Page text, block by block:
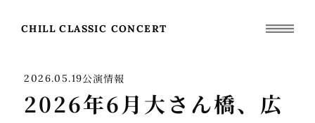
CHILL CLASSIC CONCERT
2026.05.19公演情報
2026年6月大さん橋、広